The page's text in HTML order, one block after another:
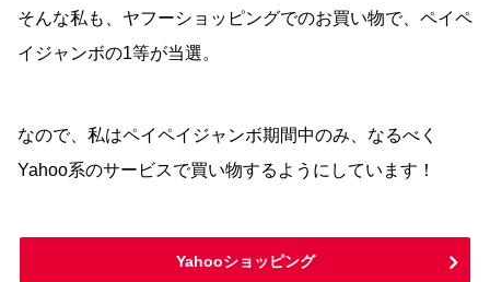
そんな私も、ヤフーショッピングでのお買い物で、ペイペ
イジャンボの1等が当選。
なので、私はペイペイジャンボ期間中のみ、なるべく
Yahoo系のサービスで買い物するようにしています！
Yahooショッピング